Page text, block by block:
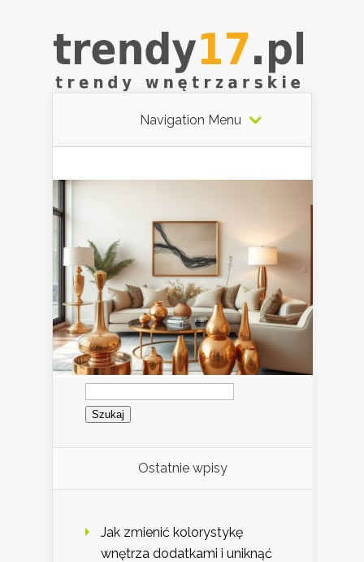
Navigation Menu
Szukaj:
Ostatnie wpisy
Jak zmienić kolorystykę
wnętrza dodatkami i uniknąć